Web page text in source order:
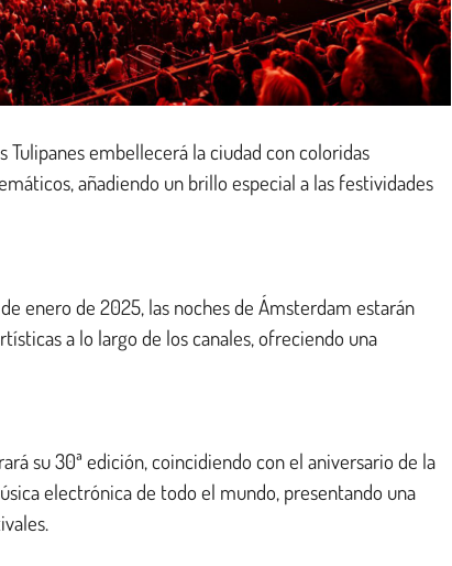
embellecerá la ciudad con coloridas
añadiendo un brillo especial a las festividades
enero de 2025, las noches de Ámsterdam estarán
a lo largo de los canales, ofreciendo una
su 30ª edición, coincidiendo con el aniversario de la
electrónica de todo el mundo, presentando una